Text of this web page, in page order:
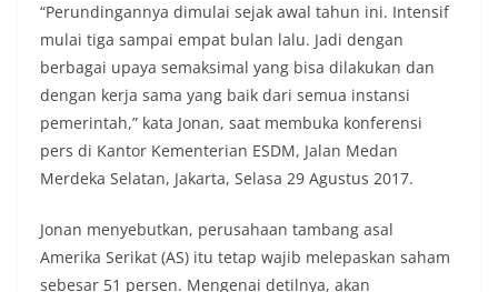
“Perundingannya dimulai sejak awal tahun ini. Intensif
mulai tiga sampai empat bulan lalu. Jadi dengan
berbagai upaya semaksimal yang bisa dilakukan dan
dengan kerja sama yang baik dari semua instansi
pemerintah,” kata Jonan, saat membuka konferensi
pers di Kantor Kementerian ESDM, Jalan Medan
Merdeka Selatan, Jakarta, Selasa 29 Agustus 2017.
Jonan menyebutkan, perusahaan tambang asal
Amerika Serikat (AS) itu tetap wajib melepaskan saham
sebesar 51 persen. Mengenai detilnya, akan